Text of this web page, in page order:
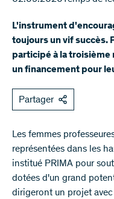
L'instrument
toujours un vif succès.
participé à la troisième
un financement pour
Partager
Les femmes
représentées dans les
institué PRIMA pour
dotées d'un grand
dirigeront un projet